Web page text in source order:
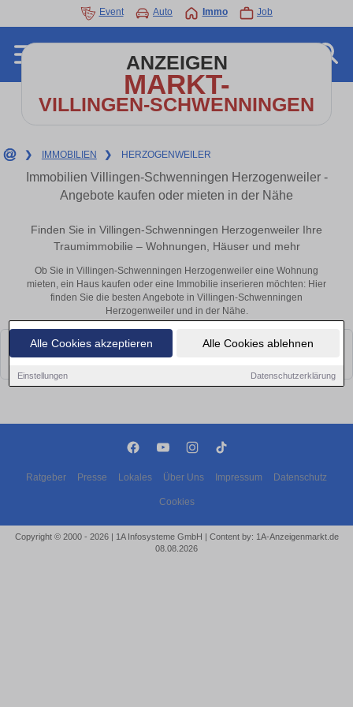
Alle Cookies akzeptieren Alle Cookies ablehnen
Einstellungen Datenschutzerklärung
Event Auto Immo Job
ANZEIGEN
MARKT-
VILLINGEN-SCHWENNINGEN
❯ IMMOBILIEN ❯ HERZOGENWEILER
Immobilien Villingen-Schwenningen Herzogenweiler -
Angebote kaufen oder mieten in der Nähe
Finden Sie in Villingen-Schwenningen Herzogenweiler Ihre
Traumimmobilie – Wohnungen, Häuser und mehr
Ob Sie in Villingen-Schwenningen Herzogenweiler eine Wohnung
mieten, ein Haus kaufen oder eine Immobilie inserieren möchten: Hier
finden Sie die besten Angebote in Villingen-Schwenningen
Herzogenweiler und in der Nähe.
Leider konnten wir derzeit keine passenden Objekte finden. Schauen Sie
bald wieder vorbei!
Ratgeber Presse Lokales Über Uns Impressum Datenschutz
Cookies
Copyright © 2000 - 2026 | 1A Infosysteme GmbH | Content by: 1A-Anzeigenmarkt.de
08.08.2026